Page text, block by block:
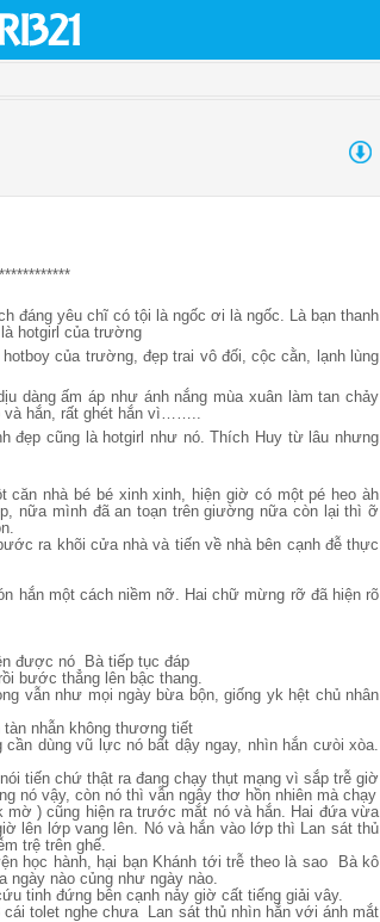
đáng yêu chĩ có tội là ngốc ơi là ngốc. Là bạn thanh
hotgirl của trường
của trường, đẹp trai vô đối, cộc cằn, lạnh lùng
dàng ấm áp như ánh nắng mùa xuân làm tan chảy
và hắn, rất ghét hắn vì……..
đẹp cũng là hotgirl như nó. Thích Huy từ lâu nhưng
căn nhà bé bé xinh xinh, hiện giờ có một pé heo àh
nữa mình đã an toạn trên giường nữa còn lại thì ỡ
ra khõi cửa nhà và tiến về nhà bên cạnh đễ thực
hắn một cách niềm nỡ. Hai chữ mừng rỡ đã hiện rõ
được nó Bà tiếp tục đáp
bước thẳng lên bậc thang.
vẫn như mọi ngày bừa bộn, giống yk hệt chủ nhân
nhẫn không thương tiết
dùng vũ lực nó bất dậy ngay, nhìn hắn cưòi xòa.
tiến chứ thật ra đang chạy thụt mạng vì sắp trễ giờ
nó vậy, còn nó thì vẫn ngây thơ hồn nhiên mà chạy
mờ ) cũng hiện ra trước mắt nó và hắn. Hai đứa vừa
lên lớp vang lên. Nó và hắn vào lớp thì Lan sát thủ
trệ trên ghế.
học hành, hại bạn Khánh tới trễ theo là sao Bà kô
ngày nào củng như ngày nào.
tinh đứng bên cạnh nảy giờ cất tiếng giải vây.
tolet nghe chưa Lan sát thủ nhìn hắn với ánh mắt